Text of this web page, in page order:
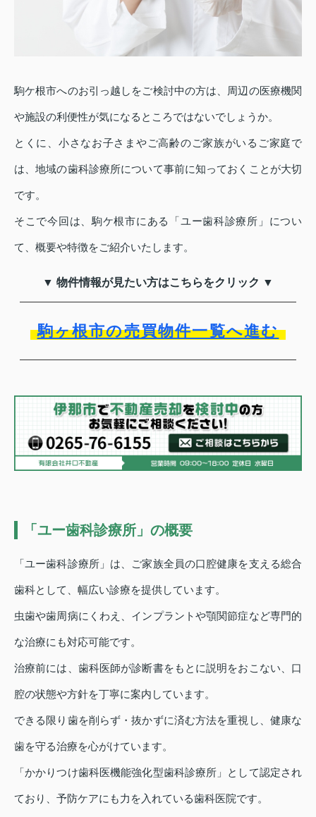
駒ケ根市へのお引っ越しをご検討中の方は、周辺の医療機関
や施設の利便性が気になるところではないでしょうか。
とくに、小さなお子さまやご高齢のご家族がいるご家庭で
は、地域の歯科診療所について事前に知っておくことが大切
です。
そこで今回は、駒ケ根市にある「ユー歯科診療所」につい
て、概要や特徴をご紹介いたします。
▼ 物件情報が見たい方はこちらをクリック ▼
駒ヶ根市の売買物件一覧へ進む
「ユー歯科診療所」の概要
「ユー歯科診療所」は、ご家族全員の口腔健康を支える総合
歯科として、幅広い診療を提供しています。
虫歯や歯周病にくわえ、インプラントや顎関節症など専門的
な治療にも対応可能です。
治療前には、歯科医師が診断書をもとに説明をおこない、口
腔の状態や方針を丁寧に案内しています。
できる限り歯を削らず・抜かずに済む方法を重視し、健康な
歯を守る治療を心がけています。
「かかりつけ歯科医機能強化型歯科診療所」として認定され
ており、予防ケアにも力を入れている歯科医院です。